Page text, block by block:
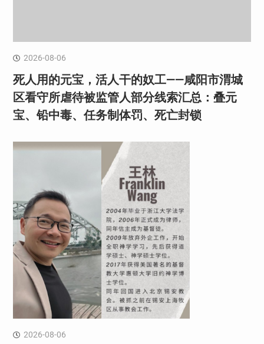
2026-08-06
死人用的元宝，活人干的奴工——咸阳市渭城
区看守所虐待被监管人部分线索汇总：叠元
宝、铅中毒、任务制体罚、死亡封锁
2026-08-06